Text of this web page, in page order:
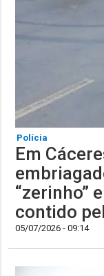
Polícia
Em
“zerinho”
contido
05/07/2026 - 09:14